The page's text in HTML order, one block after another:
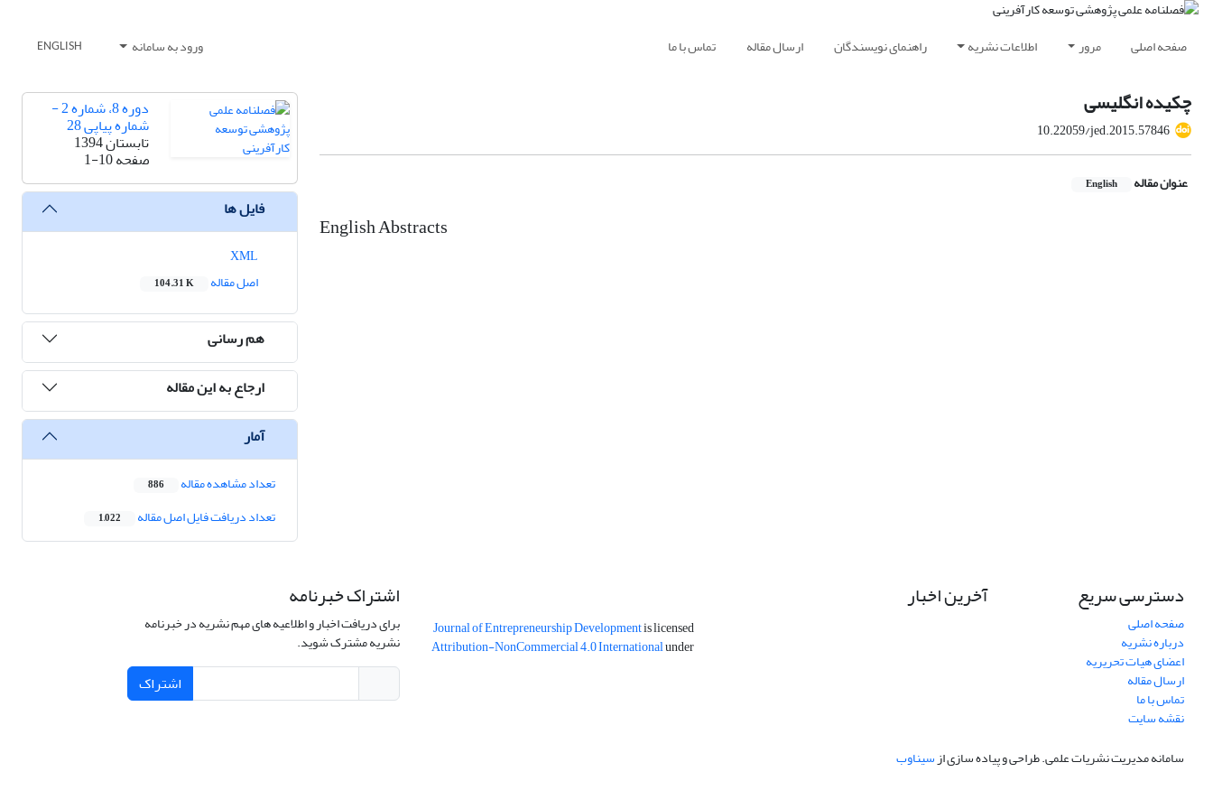
صفحه اصلی مرور اطلاعات نشریه راهنمای نویسندگان ارسال مقاله تماس با ما ورود به سامانه ENGLISH
چکیده انگلیسی
10.22059/jed.2015.57846
عنوان مقاله English
English Abstracts
دوره 8، شماره 2 -
شماره پیاپی 28
تابستان 1394
صفحه1-10
فایل ها
اصل مقاله
104.31 K
هم رسانی
ارجاع به این مقاله
آمار
تعداد مشاهده مقاله 886
تعداد دریافت فایل اصل مقاله 1,022
دسترسی سریع
صفحه اصلی
درباره نشریه
اعضای هیات تحریریه
ارسال مقاله
تماس با ما
نقشه سایت
آخرین اخبار
Journal of Entrepreneurship Developmentis licensed
under
Attribution-NonCommercial 4.0 International
اشتراک خبرنامه
برای دریافت اخبار و اطلاعیه های مهم نشریه در خبرنامه
نشریه مشترک شوید.
اشتراک
سامانه مدیریت نشریات علمی.طراحی و پیاده سازی ازسیناوب